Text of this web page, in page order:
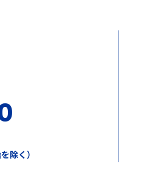
除く）